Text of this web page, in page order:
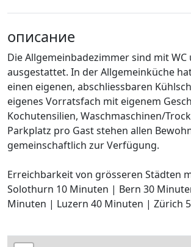
описание
Die Allgemeinbadezimmer sind mit WC
ausgestattet. In der Allgemeinküche
einen eigenen, abschliessbaren
eigenes Vorratsfach mit eigenem
Kochutensilien, Waschmaschinen/
Parkplatz pro Gast stehen allen
gemeinschaftlich zur Verfügung.
Erreichbarkeit von grösseren Städten
Solothurn 10 Minuten | Bern 30
Minuten | Luzern 40 Minuten | Zürich